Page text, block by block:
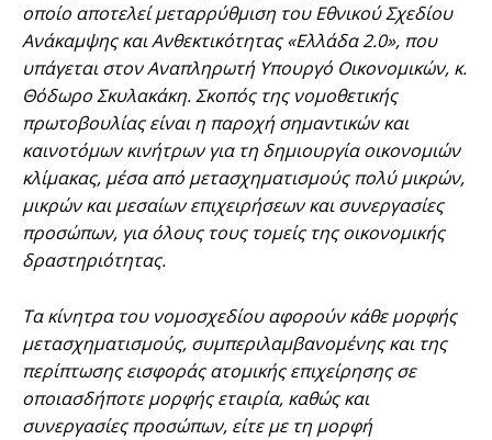
οποίο αποτελεί μεταρρύθμιση του Εθνικού Σχεδίου
Ανάκαμψης και Ανθεκτικότητας «Ελλάδα 2.0», που
υπάγεται στον Αναπληρωτή Υπουργό Οικονομικών, κ.
Θόδωρο Σκυλακάκη. Σκοπός της νομοθετικής
πρωτοβουλίας είναι η παροχή σημαντικών και
καινοτόμων κινήτρων για τη δημιουργία οικονομιών
κλίμακας, μέσα από μετασχηματισμούς πολύ μικρών,
μικρών και μεσαίων επιχειρήσεων και συνεργασίες
προσώπων, για όλους τους τομείς της οικονομικής
δραστηριότητας.
Τα κίνητρα του νομοσχεδίου αφορούν κάθε μορφής
μετασχηματισμούς, συμπεριλαμβανομένης και της
περίπτωσης εισφοράς ατομικής επιχείρησης σε
οποιασδήποτε μορφής εταιρία, καθώς και
συνεργασίες προσώπων, είτε με τη μορφή